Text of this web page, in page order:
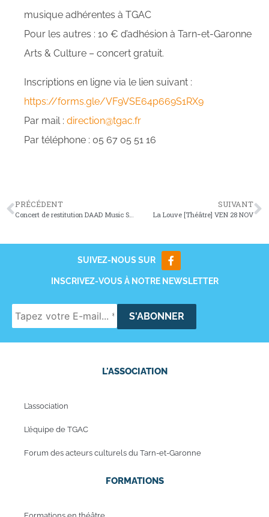
musique adhérentes à TGAC
Pour les autres : 10 € d’adhésion à Tarn-et-Garonne
Arts & Culture – concert gratuit.
Inscriptions en ligne via le lien suivant :
https://forms.gle/VF9VSE64p669S1RX9
Par mail : direction@tgac.fr
Par téléphone : 05 67 05 51 16
PRÉCÉDENT
Concert de restitution DAAD Music SA 22 NOV
SUIVANT
La Louve [Théâtre] VEN 28 NOV
SUIVEZ-NOUS SUR
INSCRIVEZ-VOUS À NOTRE NEWSLETTER
L'ASSOCIATION
L’association
L’équipe de TGAC
Forum des acteurs culturels du Tarn-et-Garonne
FORMATIONS